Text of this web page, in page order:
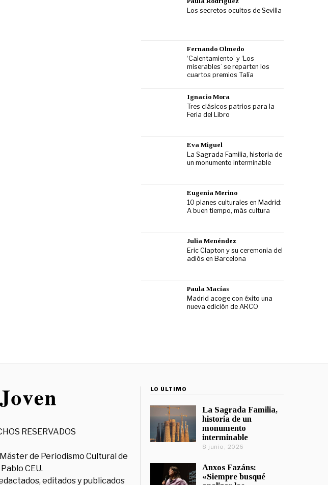
Los secretos ocultos de Sevilla
Fernando Olmedo
‘Calentamiento’ y ‘Los
miserables’ se reparten los
cuartos premios Talía
Ignacio Mora
Tres clásicos patrios para la
Feria del Libro
Eva Miguel
La Sagrada Familia, historia de
un monumento interminable
Eugenia Merino
10 planes culturales en Madrid:
A buen tiempo, más cultura
Julia Menéndez
Eric Clapton y su ceremonia del
adiós en Barcelona
Paula Macías
Madrid acoge con éxito una
nueva edición de ARCO
RESERVADOS
de Periodismo Cultural de
CEU.
editados y publicados
LO ÚLTIMO
La Sagrada Familia,
historia de un
monumento
interminable
8 junio, 2026
Anxos Fazáns:
«Siempre busqué